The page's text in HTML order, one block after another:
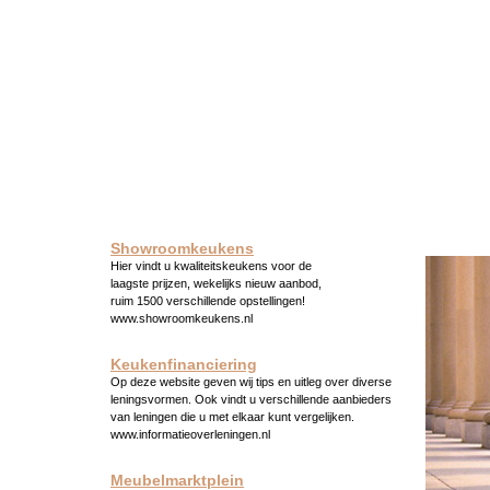
Showroomkeukens
Hier vindt u kwaliteitskeukens voor de
laagste prijzen, wekelijks nieuw aanbod,
ruim 1500 verschillende opstellingen!
www.showroomkeukens.nl
Keukenfinanciering
Op deze website geven wij tips en uitleg over diverse
leningsvormen. Ook vindt u verschillende aanbieders
van leningen die u met elkaar kunt vergelijken.
www.informatieoverleningen.nl
Meubelmarktplein